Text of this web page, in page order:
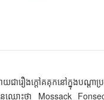
រឿង​ក្ដៅ​គគុក​នៅ​ក្នុង​បណ្ដា​
មោះ​ថា​ Mossack